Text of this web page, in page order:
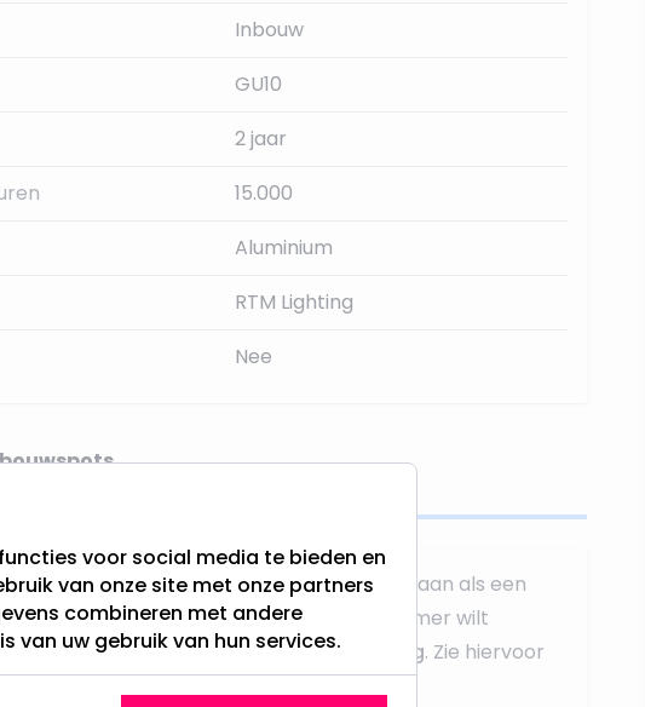
Inbouw
GU10
2 jaar
15.000
Aluminium
RTM Lighting
Nee
LED lampen sluit u op dezelfde manier aan als een
. Indien u meerdere spots achter één dimmer wilt
doet u dit middels eenparallel schakeling. Zie hiervoor
voor social media te bieden en
van onze site met onze partners
combineren met andere
van uw gebruik van hun services.